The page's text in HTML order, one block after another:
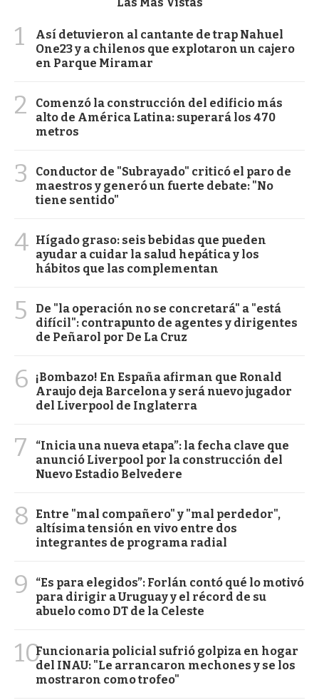
1
Así detuvieron al cantante de trap Nahuel
One23 y a chilenos que explotaron un cajero
en Parque Miramar
2
Comenzó la construcción del edificio más
alto de América Latina: superará los 470
metros
3
Conductor de "Subrayado" criticó el paro de
maestros y generó un fuerte debate: "No
tiene sentido"
4 Hígado graso: seis bebidas que pueden
ayudar a cuidar la salud hepática y los
hábitos que las complementan
5
De "la operación no se concretará" a "está
difícil": contrapunto de agentes y dirigentes
de Peñarol por De La Cruz
6
¡Bombazo! En España afirman que Ronald
Araujo deja Barcelona y será nuevo jugador
del Liverpool de Inglaterra
7
“Inicia una nueva etapa”: la fecha clave que
anunció Liverpool por la construcción del
Nuevo Estadio Belvedere
8
Entre "mal compañero" y "mal perdedor",
altísima tensión en vivo entre dos
integrantes de programa radial
9
“Es para elegidos”: Forlán contó qué lo motivó
para dirigir a Uruguay y el récord de su
abuelo como DT de la Celeste
10Funcionaria policial sufrió golpiza en hogar
del INAU: "Le arrancaron mechones y se los
mostraron como trofeo"